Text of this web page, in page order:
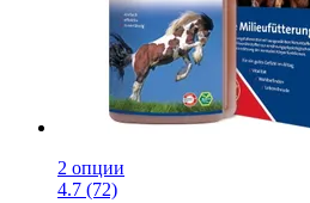
2 опции
4.7 (72)